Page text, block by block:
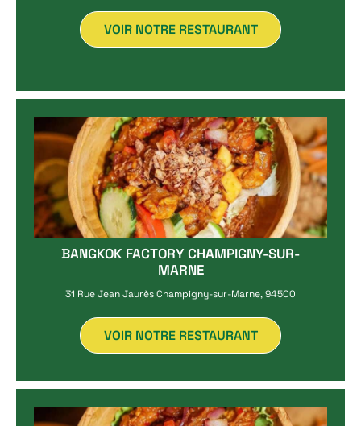
VOIR NOTRE RESTAURANT
BANGKOK FACTORY CHAMPIGNY-SUR-
MARNE
31 Rue Jean Jaurès Champigny-sur-Marne, 94500
VOIR NOTRE RESTAURANT